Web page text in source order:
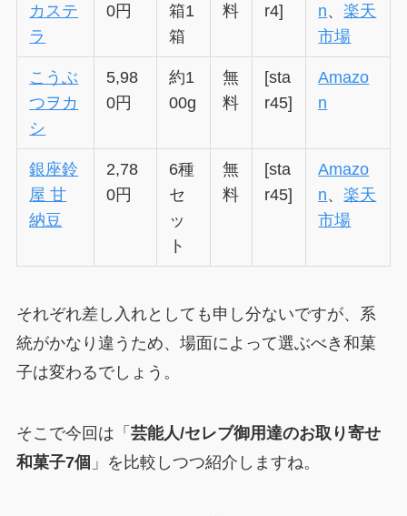
カステ
ラ
0円
箱1
箱
料
r4]
n、楽天
市場
こうぶ
つヲカ
シ
5,98
0円
約1
00g
無
料
[sta
r45]
Amazo
n
銀座鈴
屋 甘
納豆
2,78
0円
6種
セ
ッ
ト
無
料
[sta
r45]
Amazo
n、楽天
市場
それぞれ差し入れとしても申し分ないですが、系
統がかなり違うため、場面によって選ぶべき和菓
子は変わるでしょう。
そこで今回は「 芸能人/セレブ御用達のお取り寄せ
和菓子7個 」を比較しつつ紹介しますね。